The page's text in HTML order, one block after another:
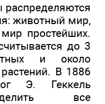
животный мир,
простейших.
до 3
и около
В 1886
Э. Геккель
все